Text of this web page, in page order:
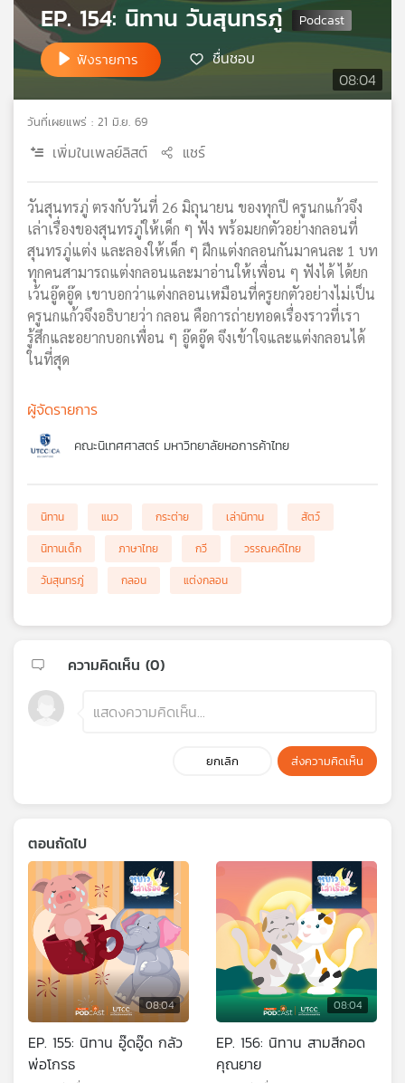
วิทยุ
ไทย
บี
เอส
เครือ
ข่าย
08:04
EP. 154: นิทาน วันสุนทรภู่
ฟังรายการ ชื่นชอบ
วันที่เผยแพร่ : 21 มิ.ย. 69
เพิ่มในเพลย์ลิสต์ แชร์
วันสุนทรภู่ ตรงกับวันที่ 26 มิถุนายน ของทุกปี ครูนกแก้วจึง
เล่าเรื่องของสุนทรภู่ให้เด็ก ๆ ฟัง พร้อมยกตัวอย่างกลอนที่
สุนทรภู่แต่ง และลองให้เด็ก ๆ ฝึกแต่งกลอนกันมาคนละ 1 บท
ทุกคนสามารถแต่งกลอนและมาอ่านให้เพื่อน ๆ ฟังได้ ได้ยก
เว้นอู๊ดอู๊ด เขาบอกว่าแต่งกลอนเหมือนที่ครูยกตัวอย่างไม่เป็น
ครูนกแก้วจึงอธิบายว่า กลอน คือการถ่ายทอดเรื่องราวที่เรา
รู้สึกและอยากบอกเพื่อน ๆ อู๊ดอู๊ด จึงเข้าใจและแต่งกลอนได้
ในที่สุด
ผู้จัดรายการ
คณะนิเทศศาสตร์ มหาวิทยาลัยหอการค้าไทย
นิทาน แมว กระต่าย เล่านิทาน
สัตว์
นิทานเด็ก
ภาษาไทย กวี
วรรณคดีไทย
วันสุนทรภู่
กลอน แต่งกลอน
ความคิดเห็น (0)
ยกเลิก ส่งความคิดเห็น
ตอนถัดไป
08:04
EP. 155: นิทาน อู๊ดอู๊ด กลัว
พ่อโกรธ
08:04
EP. 156: นิทาน สามสีกอด
คุณยาย